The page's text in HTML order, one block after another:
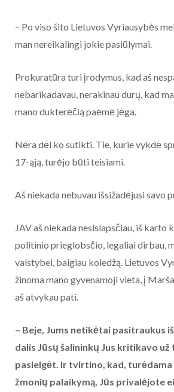
– Po viso šito Lietuvos Vyriausybės
man nereikalingi jokie pasiūlymai.
Prokuratūra turi įrodymus, kad aš
nebarikadavau, nerakinau durų, kad
mano dukterėčią paėmė jėga.
Nėra dėl ko sutikti. Tie, kurie vykdė
17-ąją, turėjo būti teisiami.
Aš niekada nebuvau išsižadėjusi savo
JAV aš niekada nesislapsčiau, iš karto
politinio prieglobsčio, legaliai dirbau,
valstybei, baigiau koledžą. Lietuvos
žinoma mano gyvenamoji vieta, į
aš atvykau pati.
– Beje, Jums netikėtai pasitraukus
dalis Jūsų šalininkų Jus kritikavo už
pasielgėt. Ir tvirtino, kad,
žmonių palaikymą, Jūs privalėjote